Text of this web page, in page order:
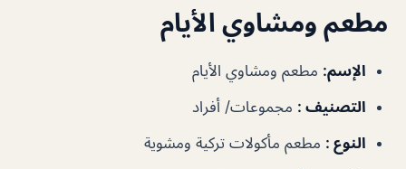
مطعم ومشاوي الأيام
الإسم: مطعم ومشاوي الأيام
التصنيف : مجموعات/ أفراد
النوع : مطعم مأكولات تركية ومشوية